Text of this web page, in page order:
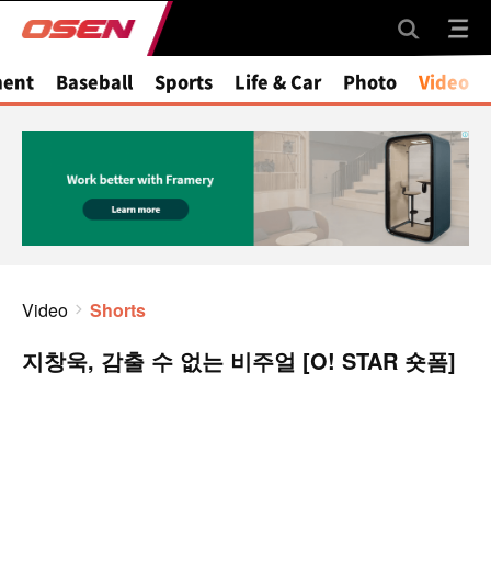
Baseball Sports Life & Car Photo Video
Video Shorts
지창욱, 감출 수 없는 비주얼 [O! STAR 숏폼]